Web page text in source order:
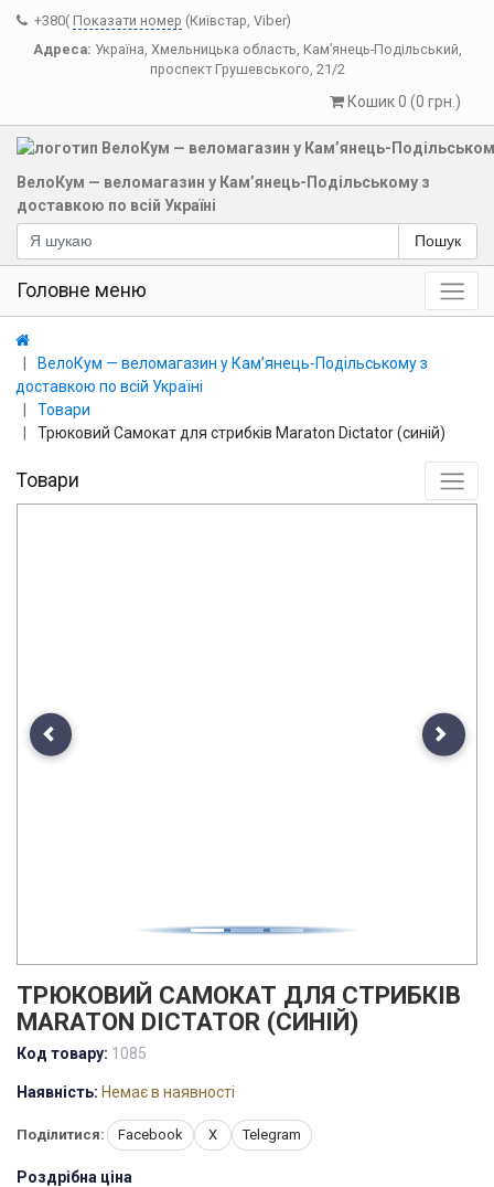
+380( Показати номер (Київстар, Viber)
Адреса: Україна, Хмельницька область, Кам’янець-Подільський,
проспект Грушевського, 21/2
Кошик 0 (0 грн.)
ВелоКум — веломагазин у Кам’янець-Подільському з
доставкою по всій Україні
Пошук
Головне меню
ВелоКум — веломагазин у Кам’янець-Подільському з
доставкою по всій Україні
Товари
Трюковий Самокат для стрибків Maraton Dictator (синій)
Товари
Previous Next
ТРЮКОВИЙ САМОКАТ ДЛЯ СТРИБКІВ
MARATON DICTATOR (СИНІЙ)
Код товару: 1085
Наявність: Немає в наявності
Поділитися: Facebook X Telegram
Роздрібна ціна